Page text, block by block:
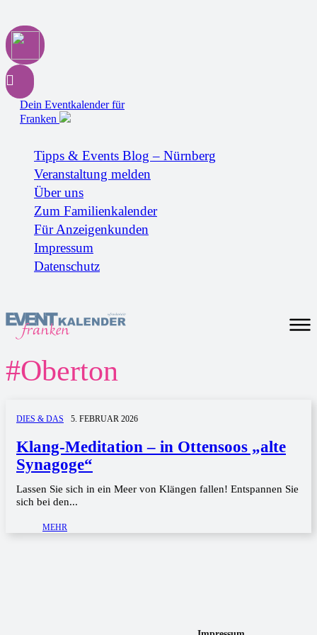
Dein Eventkalender für
Franken
Tipps & Events Blog – Nürnberg
Veranstaltung melden
Über uns
Zum Familienkalender
Für Anzeigenkunden
Impressum
Datenschutz
#Oberton
DIES & DAS 5. FEBRUAR 2026
Klang-Meditation – in Ottensoos „alte
Synagoge“
Lassen Sie sich in ein Meer von Klängen fallen! Entspannen Sie
sich bei den...
MEHR